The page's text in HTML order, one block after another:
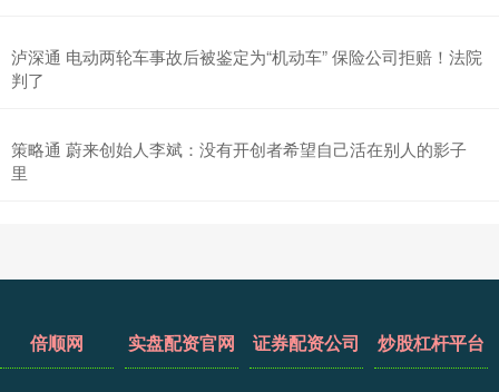
泸深通 电动两轮车事故后被鉴定为“机动车” 保险公司拒赔！法院
判了
策略通 蔚来创始人李斌：没有开创者希望自己活在别人的影子
里
倍顺网 实盘配资官网 证券配资公司 炒股杠杆平台